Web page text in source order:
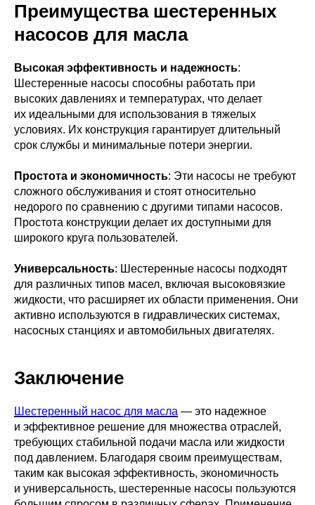
Преимущества шестеренных
насосов для масла
Высокая эффективность и надежность:
Шестеренные насосы способны работать при
высоких давлениях и температурах, что делает
их идеальными для использования в тяжелых
условиях. Их конструкция гарантирует длительный
срок службы и минимальные потери энергии.
Простота и экономичность: Эти насосы не требуют
сложного обслуживания и стоят относительно
недорого по сравнению с другими типами насосов.
Простота конструкции делает их доступными для
широкого круга пользователей.
Универсальность: Шестеренные насосы подходят
для различных типов масел, включая высоковязкие
жидкости, что расширяет их области применения. Они
активно используются в гидравлических системах,
насосных станциях и автомобильных двигателях.
Заключение
Шестеренный насос для масла — это надежное
и эффективное решение для множества отраслей,
требующих стабильной подачи масла или жидкости
под давлением. Благодаря своим преимуществам,
таким как высокая эффективность, экономичность
и универсальность, шестеренные насосы пользуются